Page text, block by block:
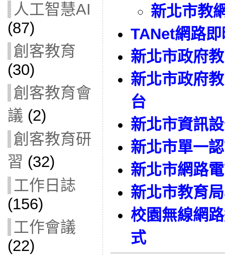
人工智慧AI
(87)
創客教育
(30)
創客教育會
議 (2)
創客教育研
習 (32)
工作日誌
(156)
工作會議
(22)
新北市教
TANet網路
新北市政府
新北市政府
台
新北市資訊
新北市單一
新北市網路
新北市教育
校園無線網
式